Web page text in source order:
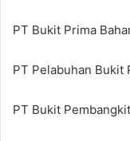
PT Bukit Prima
PT Pelabuhan Bukit
PT Bukit